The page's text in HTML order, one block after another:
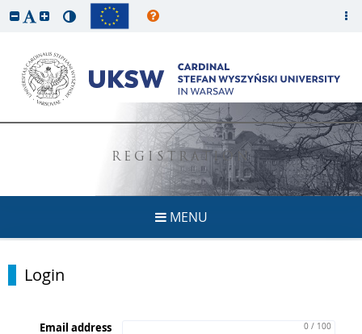
REGISTRATION
MENU
Login
Email address 0 / 100